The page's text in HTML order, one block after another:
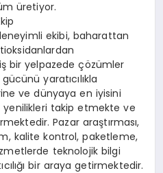
üretiyor.
ekibi, baharattan
bir yelpazede çözümler
yaratıcılıkla
ve dünyaya en iyisini
takip etmekte ve
Pazar araştırması,
kalite kontrol, paketleme,
teknolojik bilgi
bir araya getirmektedir.